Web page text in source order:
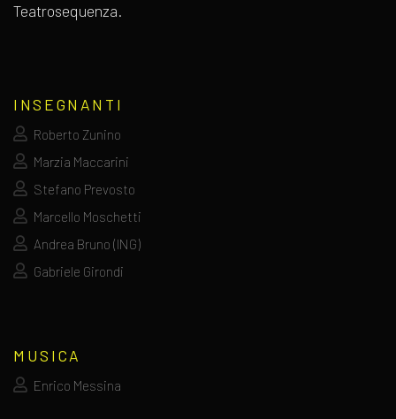
Teatrosequenza.
INSEGNANTI
Roberto Zunino
Marzia Maccarini
Stefano Prevosto
Marcello Moschetti
Andrea Bruno (ING)
Gabriele Girondi
MUSICA
Enrico Messina